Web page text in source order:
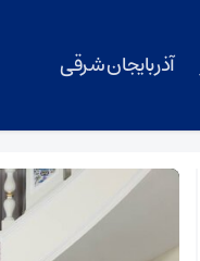
آذربایجان شرقی